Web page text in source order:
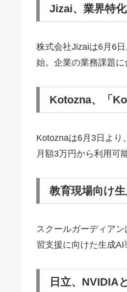
Jizai、業界特
株式会社Jizaiは6月6
始。企業の業務課題
Kotozna、「
Kotoznaは6月3日より
月額3万円から利用可
教育現場向け
スクールガーディア
習支援に向けた生成
日立、NVIDIA